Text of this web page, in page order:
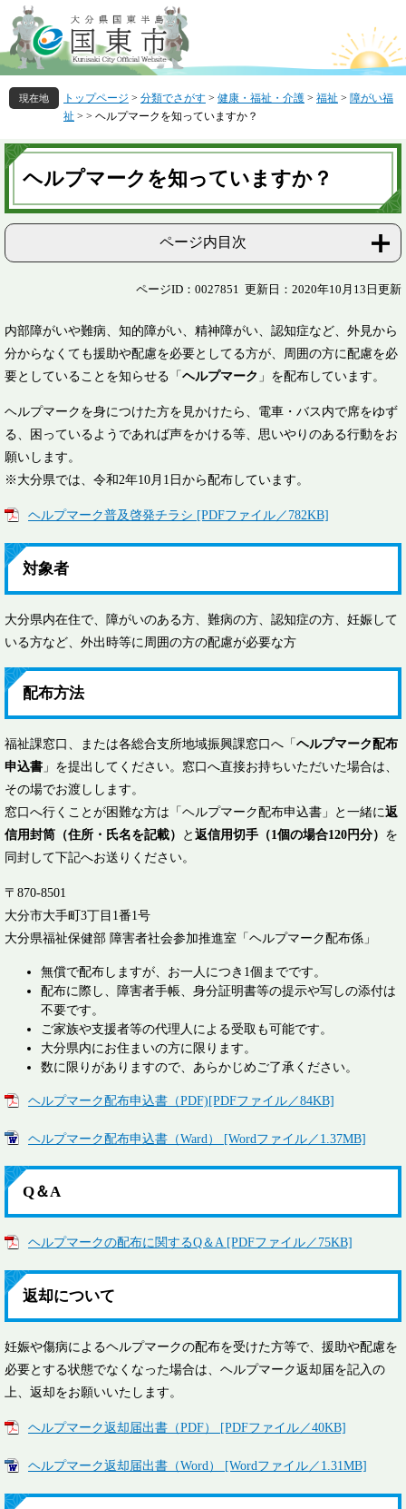
ー
ジ
の
先
頭
す
。
ニ
ュ
ー
を
飛
し
て
トップページ > 分類でさがす > 健康・福祉・介護 > 福祉 > 障がい福
祉 > > ヘルプマークを知っていますか？
本
文
ヘルプマークを知っていますか？
ページ内目次
ページID：0027851 更新日：2020年10月13日更新
内部障がいや難病、知的障がい、精神障がい、認知症など、外見から
分からなくても援助や配慮を必要としてる方が、周囲の方に配慮を必
要としていることを知らせる「 ヘルプマーク 」を配布しています。
ヘルプマークを身につけた方を見かけたら、電車・バス内で席をゆず
る、困っているようであれば声をかける等、思いやりのある行動をお
願いします。
※大分県では、令和2年10月1日から配布しています。
ヘルプマーク普及啓発チラシ [PDFファイル／782KB]
対象者
大分県内在住で、障がいのある方、難病の方、認知症の方、妊娠して
いる方など、外出時等に周囲の方の配慮が必要な方
配布方法
福祉課窓口、または各総合支所地域振興課窓口へ「 ヘルプマーク配布
申込書 」を提出してください。窓口へ直接お持ちいただいた場合は、
その場でお渡しします。
窓口へ行くことが困難な方は「ヘルプマーク配布申込書」と一緒に返
信用封筒（住所・氏名を記載）
と 返信用切手（1個の場合120円分） を
同封して下記へお送りください。
〒870-8501
大分市大手町3丁目1番1号
大分県福祉保健部 障害者社会参加推進室「ヘルプマーク配布係」
無償で配布しますが、お一人につき1個までです。
配布に際し、障害者手帳、身分証明書等の提示や写しの添付は
不要です。
ご家族や支援者等の代理人による受取も可能です。
大分県内にお住まいの方に限ります。
数に限りがありますので、あらかじめご了承ください。
ヘルプマーク配布申込書（PDF)[PDFファイル／84KB]
ヘルプマーク配布申込書（Ward） [Wordファイル／1.37MB]
Q＆A
ヘルプマークの配布に関するQ＆A [PDFファイル／75KB]
返却について
妊娠や傷病によるヘルプマークの配布を受けた方等で、援助や配慮を
必要とする状態でなくなった場合は、ヘルプマーク返却届を記入の
上、返却をお願いいたします。
ヘルプマーク返却届出書（PDF） [PDFファイル／40KB]
ヘルプマーク返却届出書（Word） [Wordファイル／1.31MB]